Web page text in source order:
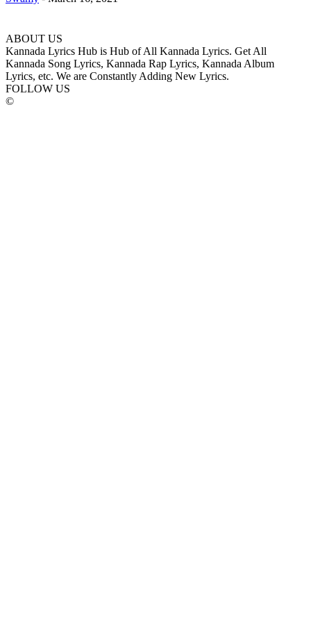
ABOUT US
Kannada Lyrics Hub is Hub of All Kannada Lyrics. Get All
Kannada Song Lyrics, Kannada Rap Lyrics, Kannada Album
Lyrics, etc. We are Constantly Adding New Lyrics.
FOLLOW US
©